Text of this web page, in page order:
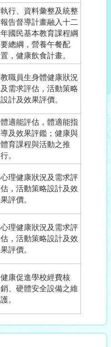
執行、資料彙整及統整
報告督導計畫融入十二
年國民基本教育課程綱
要總綱，營養午餐配
置，健康飲食計畫。
教職員生身體健康狀況
及需求評估，活動策略
設計及效果評價。
體適能評估，體適能指
導及效果評鑑；健康與
體育課程與活動之推
行。
心理健康狀況及需求評
估，活動策略設計及效
果評價。
心理健康狀況及需求評
估，活動策略設計及效
果評價。
健康促進學校經費核
銷、硬體安全設備之維
護。